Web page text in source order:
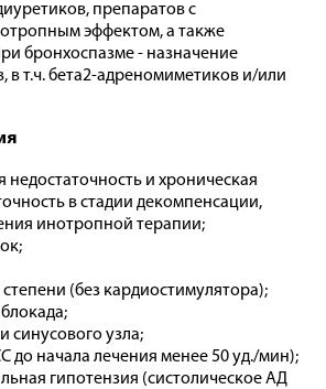
препаратов с
эффектом, а также
бронхоспазме - назначение
в т.ч. бета2-адреномиметиков и/или
и хроническая
в стадии декомпенсации,
инотропной терапии;
(без кардиостимулятора);
синусового узла;
до начала лечения менее 50 уд./мин);
гипотензия (систолическое АД